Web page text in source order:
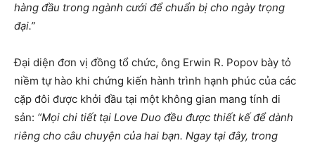
hàng đầu trong ngành cưới để chuẩn bị cho ngày trọng
đại.”
Đại diện đơn vị đồng tổ chức, ông Erwin R. Popov bày tỏ
niềm tự hào khi chứng kiến hành trình hạnh phúc của các
cặp đôi được khởi đầu tại một không gian mang tính di
sản: “Mọi chi tiết tại Love Duo đều được thiết kế để dành
riêng cho câu chuyện của hai bạn. Ngay tại đây, trong